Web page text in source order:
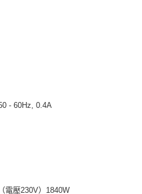
- 60Hz, 0.4A
電壓230V）1840W